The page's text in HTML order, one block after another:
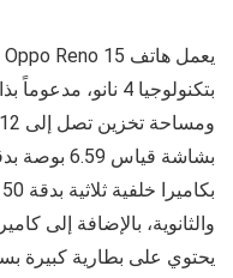
يعمل هاتف Oppo Reno 15
ومساحة تخزين تصل إلى 512 جيجابايت، ويأتي جوال
بشاشة